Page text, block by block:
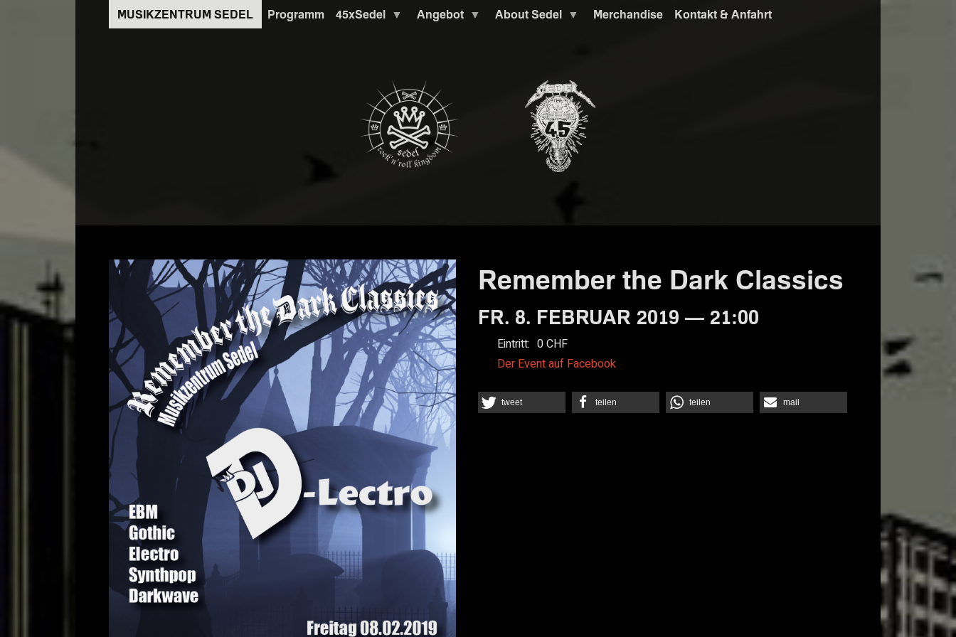
Programm 45xSedel Angebot About Sedel Merchandise Kontakt & Anfahrt
Remember the Dark Classics
FR. 8. FEBRUAR 2019 — 21:00
Eintritt: 0
Der Event auf Facebook
tweet teilen teilen mail